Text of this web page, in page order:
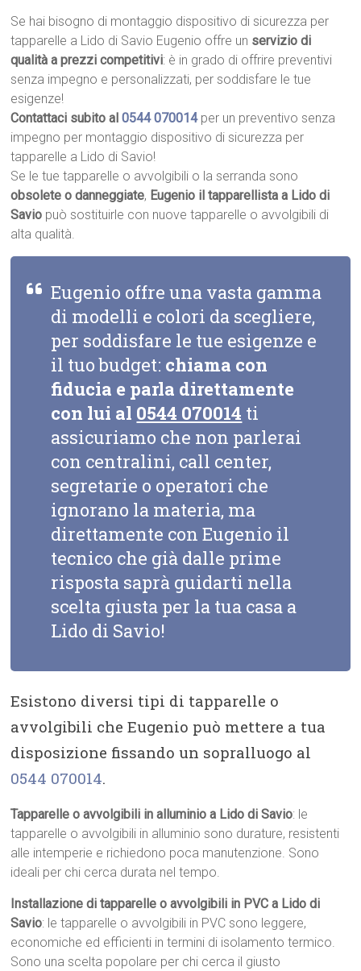
Se hai bisogno di montaggio dispositivo di sicurezza per
tapparelle a Lido di Savio Eugenio offre un servizio di
qualità a prezzi competitivi: è in grado di offrire preventivi
senza impegno e personalizzati, per soddisfare le tue
esigenze!
Contattaci subito al0544 070014 per un preventivo senza
impegno per montaggio dispositivo di sicurezza per
tapparelle a Lido di Savio!
Se le tue tapparelle o avvolgibili o la serranda sono
obsolete o danneggiate, Eugenio il tapparellista a Lido di
Savio può sostituirle con nuove tapparelle o avvolgibili di
alta qualità.
Eugenio offre una vasta gamma
di modelli e colori da scegliere,
per soddisfare le tue esigenze e
il tuo budget: chiama con
fiducia e parla direttamente
con lui al 0544 070014 ti
assicuriamo che non parlerai
con centralini, call center,
segretarie o operatori che
ignorano la materia, ma
direttamente con Eugenio il
tecnico che già dalle prime
risposta saprà guidarti nella
scelta giusta per la tua casa a
Lido di Savio!
Esistono diversi tipi di tapparelle o
avvolgibili che Eugenio può mettere a tua
disposizione fissando un sopralluogo al
0544 070014.
Tapparelle o avvolgibili in alluminio a Lido di Savio: le
tapparelle o avvolgibili in alluminio sono durature, resistenti
alle intemperie e richiedono poca manutenzione. Sono
ideali per chi cerca durata nel tempo.
Installazione di tapparelle o avvolgibili in PVC a Lido di
Savio: le tapparelle o avvolgibili in PVC sono leggere,
economiche ed efficienti in termini di isolamento termico.
Sono una scelta popolare per chi cerca il giusto